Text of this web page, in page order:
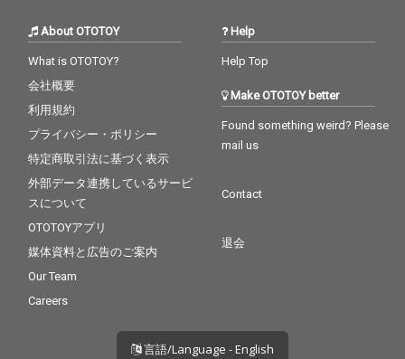
About OTOTOY
What is OTOTOY?
会社概要
利用規約
プライバシー・ポリシー
特定商取引法に基づく表示
外部データ連携しているサービ
スについて
OTOTOYアプリ
媒体資料と広告のご案内
Our Team
Careers
Help
Help Top
Make OTOTOY better
Found something weird? Please
mail us
Contact
退会
言語/Language - English